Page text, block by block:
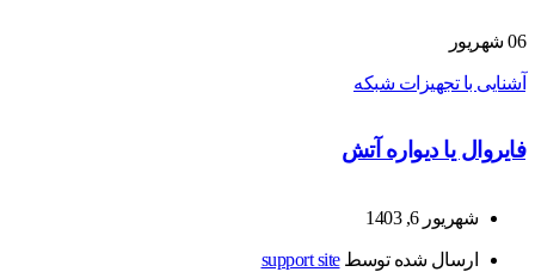
06 شهریور
آشنایی با تجهیزات شبکه
فایروال یا دیواره آتش
شهریور 6, 1403
ارسال شده توسطsupport site